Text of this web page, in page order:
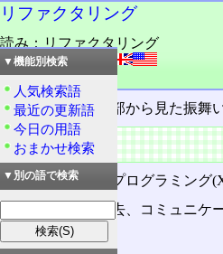
リファクタリング
読み：リファクタリング
外語：refactoring
品詞：さ変名詞
プログラムの外部から見た振舞
特徴
エクストリームプログラミング
二重コードの除去、コミュニ
再構成を行なう。
▼機能別検索
人気検索語
最近の更新語
今日の用語
おまかせ検索
▼別の語で検索